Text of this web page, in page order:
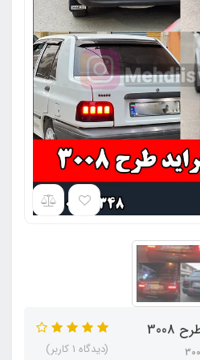
(دیدگاه 1 کاربر)